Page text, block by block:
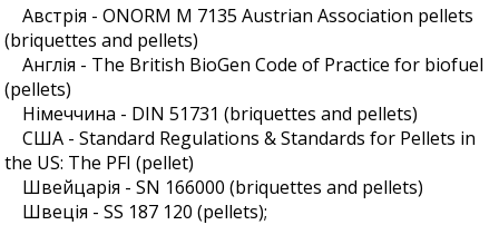
Австрія - ONORM M 7135 Austrian Association pellets
(briquettes and pellets)
Англія - The British BioGen Code of Practice for biofuel
(pellets)
Німеччина - DIN 51731 (briquettes and pellets)
США - Standard Regulations & Standards for Pellets in
the US: The PFI (pellet)
Швейцарія - SN 166000 (briquettes and pellets)
Швеція - SS 187 120 (pellets);